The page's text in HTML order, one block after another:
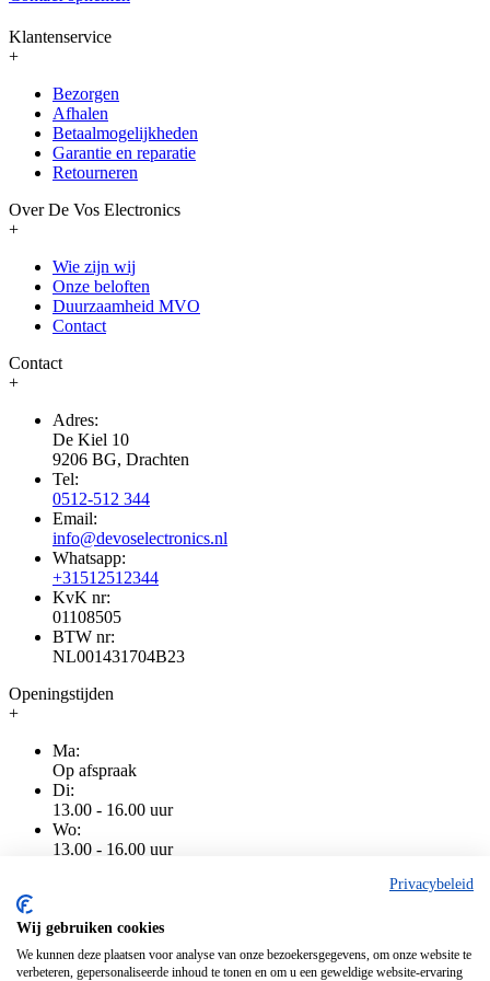
Klantenservice
+
Bezorgen
Afhalen
Betaalmogelijkheden
Garantie en reparatie
Retourneren
Over De Vos Electronics
+
Wie zijn wij
Onze beloften
Duurzaamheid MVO
Contact
Contact
+
Adres:
De Kiel 10
9206 BG, Drachten
Tel:
0512-512 344
Email:
info@devoselectronics.nl
Whatsapp:
+31512512344
KvK nr:
01108505
BTW nr:
NL001431704B23
Openingstijden
+
Ma:
Op afspraak
Di:
13.00 - 16.00 uur
Wo:
13.00 - 16.00 uur
13.00 - 16.00 uur
Za:
Gesloten
Privacybeleid
Wij gebruiken cookies
We kunnen deze plaatsen voor analyse van onze bezoekersgegevens, om onze website te
verbeteren, gepersonaliseerde inhoud te tonen en om u een geweldige website-ervaring